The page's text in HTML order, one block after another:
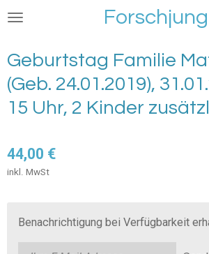
Zum
Forschjung
Geburtstag Familie
(Geb. 24.01.2019),
15 Uhr, 2 Kinder
44,00 €
inkl. MwSt
Benachrichtigung bei Verfügbarkeit